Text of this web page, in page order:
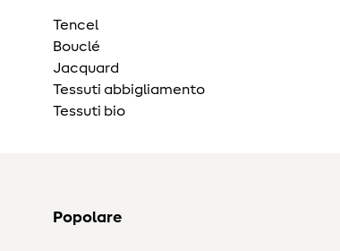
Tencel
Bouclé
Jacquard
Tessuti abbigliamento
Tessuti bio
Popolare